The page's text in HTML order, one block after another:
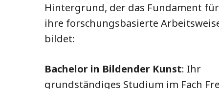
Hintergrund, der das Fundament für
ihre forschungsbasierte
bildet:
Bachelor in Bildender Kunst: Ihr
grundständiges Studium im Fach